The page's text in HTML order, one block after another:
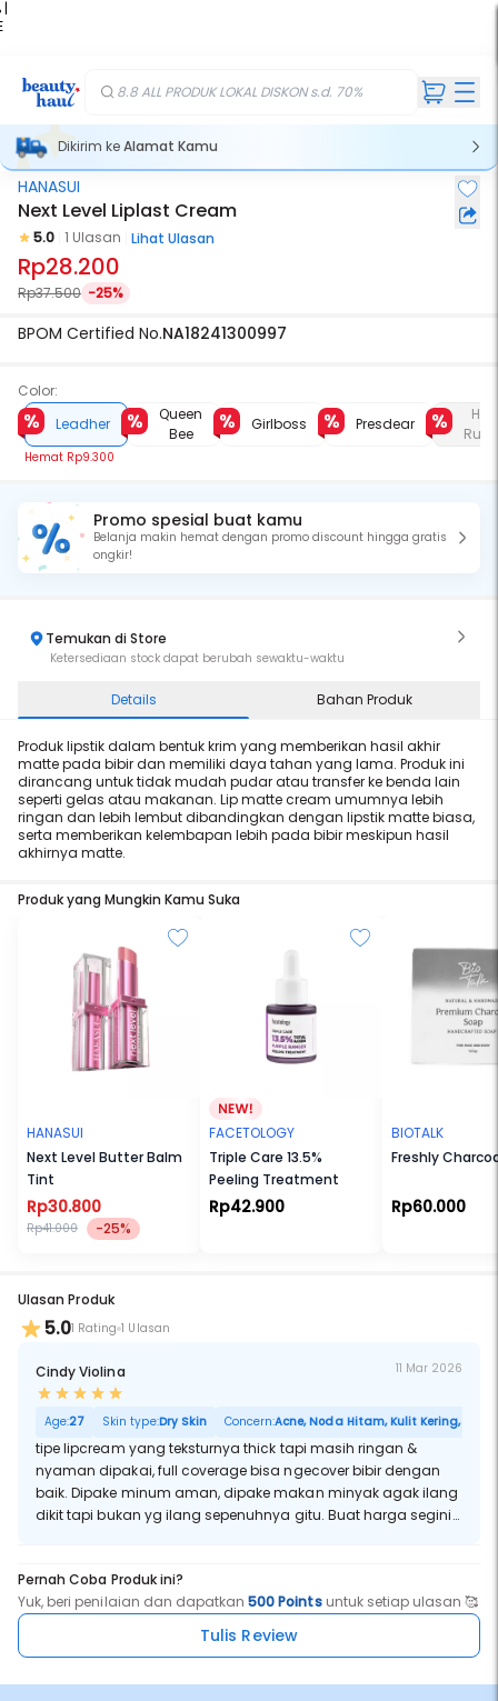
|
8.8 ALL PRODUK LOKAL DISKON s.d. 70%
Dikirim keAlamat Kamu
HANASUI
Next Level Liplast Cream
5.0 1 Ulasan Lihat Ulasan
Rp28.200
Rp37.500 -25%
BPOM Certified No.NA18241300997
Color:
Leadher
Hemat Rp9.300
Queen
Bee
Girlboss Presdear
Her
Promo spesial buat kamu
Belanja makin hemat dengan promo discount hingga gratis
ongkir!
Temukan di Store
Ketersediaan stock dapat berubah sewaktu-waktu
Details Bahan Produk
Produk lipstik dalam bentuk krim yang memberikan hasil akhir
matte pada bibir dan memiliki daya tahan yang lama. Produk ini
dirancang untuk tidak mudah pudar atau transfer ke benda lain
seperti gelas atau makanan. Lip matte cream umumnya lebih
ringan dan lebih lembut dibandingkan dengan lipstik matte biasa,
serta memberikan kelembapan lebih pada bibir meskipun hasil
akhirnya matte.
Produk yang Mungkin Kamu Suka
HANASUI
Next Level Butter Balm
Tint
Rp30.800
Rp41.000 -25%
FACETOLOGY
Triple Care 13.5%
Peeling Treatment
Rp42.900
BIOTALK
Freshly
Rp60.000
Ulasan Produk
5.01 Rating 1 Ulasan
Cindy Violina 11 Mar 2026
Age:27 Skin type:Dry Skin Concern:Acne, Noda Hitam, Kulit Kering,
tipe lipcream yang teksturnya thick tapi masih ringan &
nyaman dipakai, full coverage bisa ngecover bibir dengan
baik. Dipake minum aman, dipake makan minyak agak ilang
dikit tapi bukan yg ilang sepenuhnya gitu. Buat harga segini
Pernah Coba Produk ini?
Yuk, beri penilaian dan dapatkan500 Pointsuntuk setiap ulasan 🥰
Tulis Review